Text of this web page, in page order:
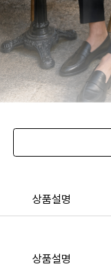
상품설명
상품설명